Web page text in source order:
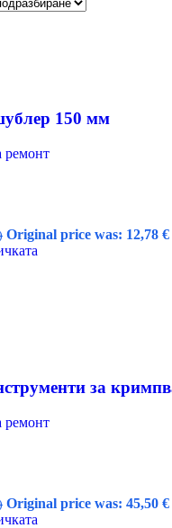
150 мм
ремонт
Original price was: 12,78 €
за
ремонт
Original price was: 45,50 €